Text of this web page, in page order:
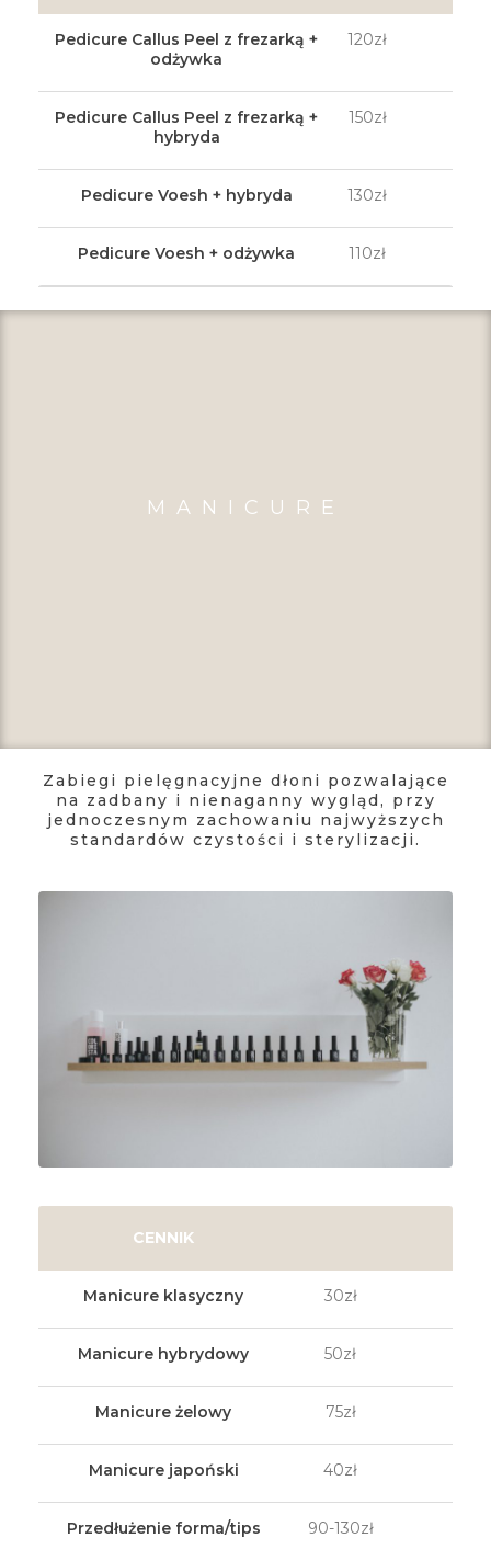
Pedicure Callus Peel z frezarką +
odżywka
120zł
Pedicure Callus Peel z frezarką +
hybryda
150zł
Pedicure Voesh + hybryda 130zł
Pedicure Voesh + odżywka 110zł
MANICURE
Zabiegi pielęgnacyjne dłoni pozwalające
na zadbany i nienaganny wygląd, przy
jednoczesnym zachowaniu najwyższych
standardów czystości i sterylizacji.
CENNIK
Manicure klasyczny 30zł
Manicure hybrydowy 50zł
Manicure żelowy 75zł
Manicure japoński 40zł
Przedłużenie forma/tips 90-130zł